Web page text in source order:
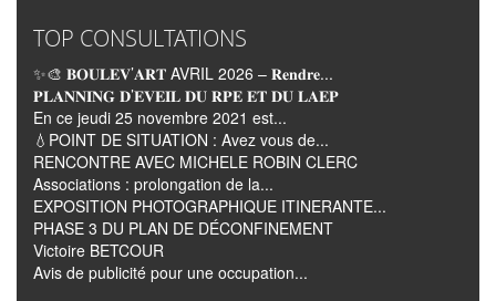
TOP CONSULTATIONS
✨🎨 𝐁𝐎𝐔𝐋𝐄𝐕’𝐀𝐑𝐓 AVRIL 2026 – 𝐑𝐞𝐧𝐝𝐫𝐞...
𝐏𝐋𝐀𝐍𝐍𝐈𝐍𝐆 𝐃’𝐄𝐕𝐄𝐈𝐋 𝐃𝐔 𝐑𝐏𝐄 𝐄𝐓 𝐃𝐔 𝐋𝐀𝐄𝐏
En ce jeudi 25 novembre 2021 est...
💧POINT DE SITUATION : Avez vous de...
RENCONTRE AVEC MICHELE ROBIN CLERC
Associations : prolongation de la...
EXPOSITION PHOTOGRAPHIQUE ITINERANTE...
PHASE 3 DU PLAN DE DÉCONFINEMENT
Victoire BETCOUR
Avis de publicité pour une occupation...